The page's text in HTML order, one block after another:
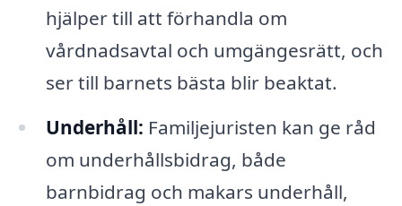
hjälper till att förhandla om
vårdnadsavtal och umgängesrätt, och
ser till barnets bästa blir beaktat.
Underhåll: Familjejuristen kan ge råd
om underhållsbidrag, både
barnbidrag och makars underhåll,